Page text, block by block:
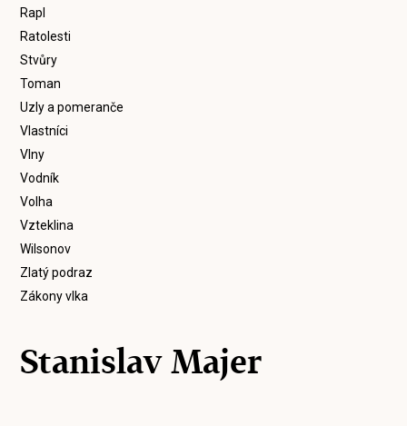
Rapl
Ratolesti
Stvůry
Toman
Uzly a pomeranče
Vlastníci
Vlny
Vodník
Volha
Vzteklina
Wilsonov
Zlatý podraz
Zákony vlka
Stanislav Majer